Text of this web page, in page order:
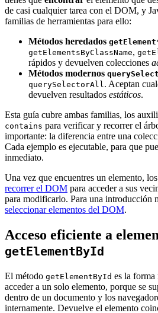
de casi cualquier tarea con el DOM, y
familias de herramientas para ello:
Métodos heredados
getElementsByClassName,
rápidos y devuelven colecciones
Métodos modernos
querySelectorAll . Aceptan
devuelven resultados estáticos.
Esta guía cubre ambas familias, los
contains para verificar y recorrer el
importante: la diferencia entre una
Cada ejemplo es ejecutable, para que
inmediato.
Una vez que encuentres un elemento,
recorrer el DOM para acceder a sus
para modificarlo. Para una introducción
seleccionar elementos del DOM.
Acceso eficiente a
getElementById
El método getElementById es la forma
acceder a un solo elemento, porque se
dentro de un documento y los
internamente. Devuelve el elemento